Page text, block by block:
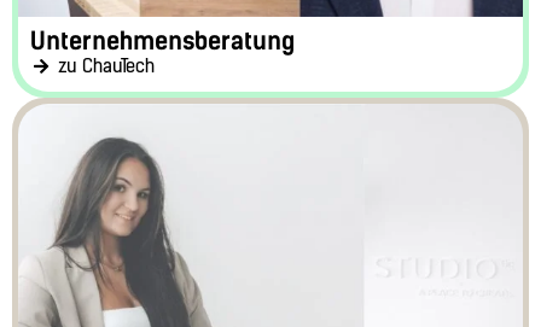
Unternehmensberatung
zu ChauTech